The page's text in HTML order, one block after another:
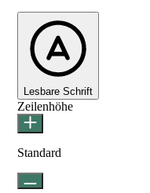
Lesbare Schrift
Zeilenhöhe
Standard